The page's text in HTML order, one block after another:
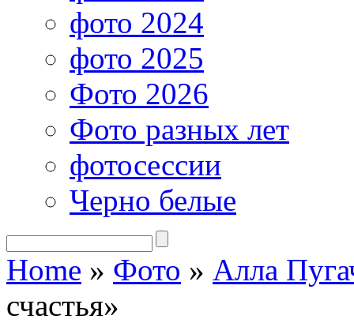
фото 2024
фото 2025
Фото 2026
Фото разных лет
фотосессии
Черно белые
Home » Фото » Алла
счастья»